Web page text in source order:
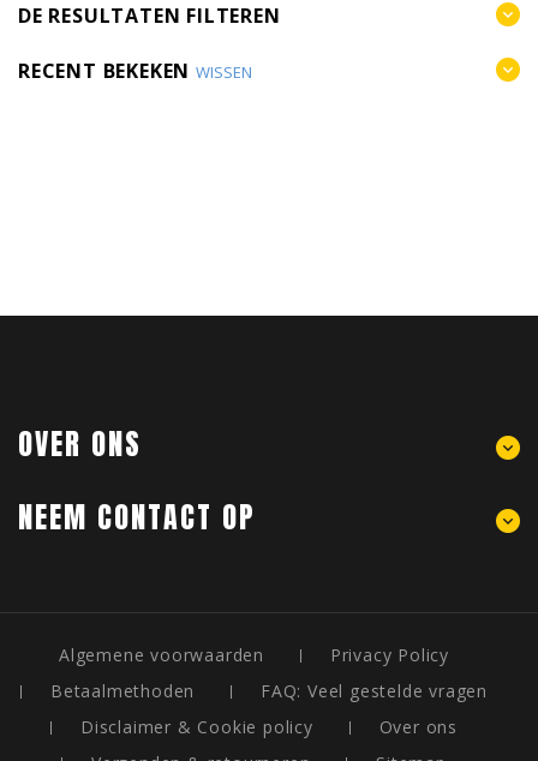
DE RESULTATEN FILTEREN
RECENT BEKEKEN WISSEN
OVER ONS
NEEM CONTACT OP
Algemene voorwaarden
Privacy Policy
Betaalmethoden
FAQ: Veel gestelde vragen
Disclaimer & Cookie policy
Over ons